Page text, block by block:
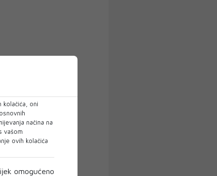
oni
načina na
vašom
ovih kolačića
omogućeno